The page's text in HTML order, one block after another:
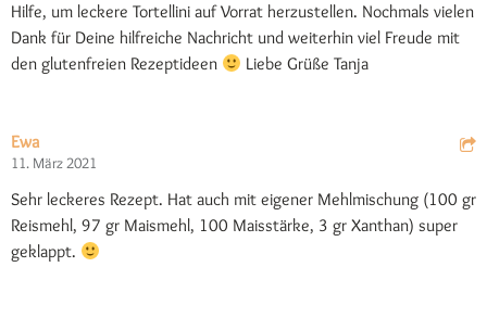
Hilfe, um leckere Tortellini auf Vorrat herzustellen. Nochmals vielen
Dank für Deine hilfreiche Nachricht und weiterhin viel Freude mit
den glutenfreien Rezeptideen
Liebe Grüße Tanja
Ewa
11. März 2021
Sehr leckeres Rezept. Hat auch mit eigener Mehlmischung (100 gr
Reismehl, 97 gr Maismehl, 100 Maisstärke, 3 gr Xanthan) super
geklappt.